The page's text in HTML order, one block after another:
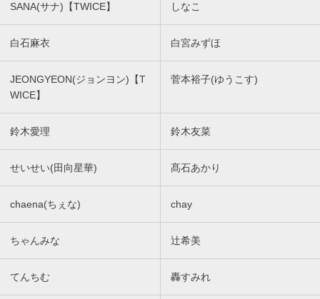
SANA(サナ)【TWICE】 しなこ
白石麻衣 白宮みずほ
JEONGYEON(ジョンヨン)【T
WICE】
菅本裕子(ゆうこす)
鈴木愛理 鈴木友菜
せいせい(田向星華) 髙石あかり
chaena(ちぇな) chay
ちゃんみな 辻希美
てんちむ 轟すみれ